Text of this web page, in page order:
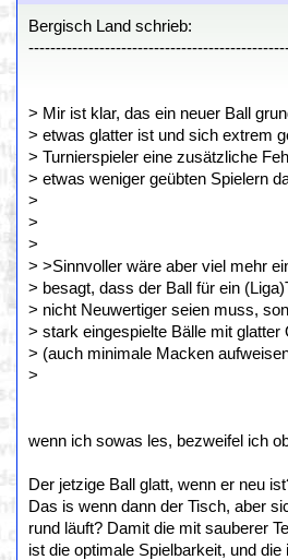
Bergisch Land schrieb:
> Mir ist klar, das ein neuer Ball
> etwas glatter ist und sich extrem
> Turnierspieler eine zusätzliche
> etwas weniger geübten Spielern
>
>
>
> >Sinnvoller wäre aber viel mehr
> besagt, dass der Ball für ein
> nicht Neuwertiger seien muss,
> stark eingespielte Bälle mit glatter
> (auch minimale Macken
>
wenn ich sowas les, bezweifel ich
Der jetzige Ball glatt, wenn er neu
Das is wenn dann der Tisch, aber
rund läuft? Damit die mit sauberer
ist die optimale Spielbarkeit, und